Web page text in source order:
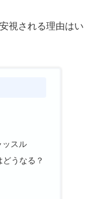
視される理由はい
ッスル
うなる？